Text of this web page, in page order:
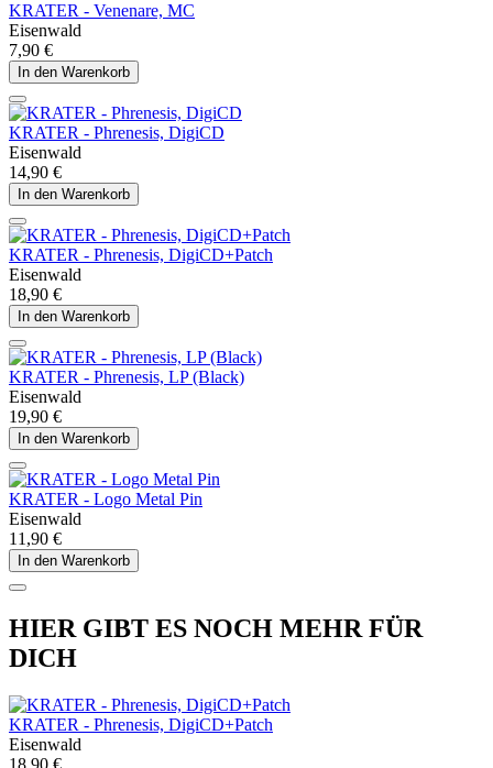
KRATER - Venenare, MC
Eisenwald
7,90 €
In den Warenkorb
KRATER - Phrenesis, DigiCD
Eisenwald
14,90 €
In den Warenkorb
KRATER - Phrenesis, DigiCD+Patch
Eisenwald
18,90 €
In den Warenkorb
KRATER - Phrenesis, LP (Black)
Eisenwald
19,90 €
In den Warenkorb
KRATER - Logo Metal Pin
Eisenwald
11,90 €
In den Warenkorb
HIER GIBT ES NOCH MEHR FÜR
DICH
KRATER - Phrenesis, DigiCD+Patch
Eisenwald
18,90 €